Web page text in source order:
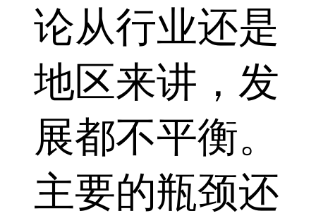
论从行业还是
地区来讲，发
展都不平衡。
主要的瓶颈还